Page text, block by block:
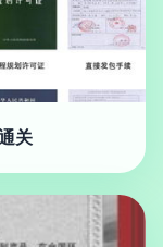
关